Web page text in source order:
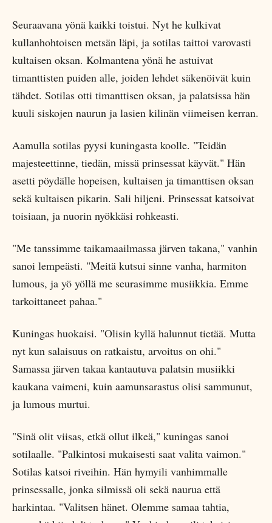
Seuraavana yönä kaikki toistui. Nyt he kulkivat
kullanhohtoisen metsän läpi, ja sotilas taittoi varovasti
kultaisen oksan. Kolmantena yönä he astuivat
timanttisten puiden alle, joiden lehdet säkenöivät kuin
tähdet. Sotilas otti timanttisen oksan, ja palatsissa hän
kuuli siskojen naurun ja lasien kilinän viimeisen kerran.
Aamulla sotilas pyysi kuningasta koolle. "Teidän
majesteettinne, tiedän, missä prinsessat käyvät." Hän
asetti pöydälle hopeisen, kultaisen ja timanttisen oksan
sekä kultaisen pikarin. Sali hiljeni. Prinsessat katsoivat
toisiaan, ja nuorin nyökkäsi rohkeasti.
"Me tanssimme taikamaailmassa järven takana," vanhin
sanoi lempeästi. "Meitä kutsui sinne vanha, harmiton
lumous, ja yö yöllä me seurasimme musiikkia. Emme
tarkoittaneet pahaa."
Kuningas huokaisi. "Olisin kyllä halunnut tietää. Mutta
nyt kun salaisuus on ratkaistu, arvoitus on ohi."
Samassa järven takaa kantautuva palatsin musiikki
kaukana vaimeni, kuin aamunsarastus olisi sammunut,
ja lumous murtui.
"Sinä olit viisas, etkä ollut ilkeä," kuningas sanoi
sotilaalle. "Palkintosi mukaisesti saat valita vaimon."
Sotilas katsoi riveihin. Hän hymyili vanhimmalle
prinsessalle, jonka silmissä oli sekä naurua että
harkintaa. "Valitsen hänet. Olemme samaa tahtia,